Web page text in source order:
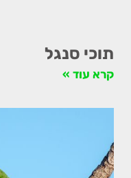
תוכי סנגל
קרא עוד »